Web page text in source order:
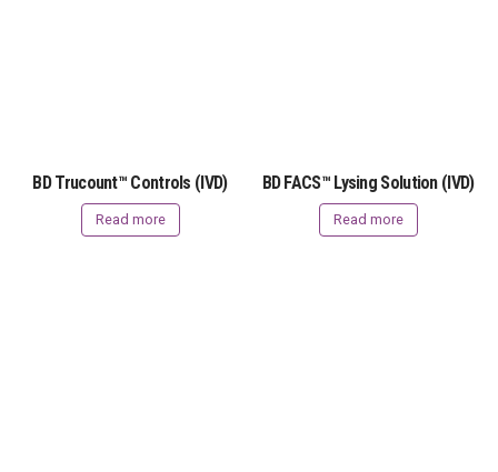
BD Trucount™ Controls (IVD)
Read more
BD FACS™ Lysing Solution (IVD)
Read more